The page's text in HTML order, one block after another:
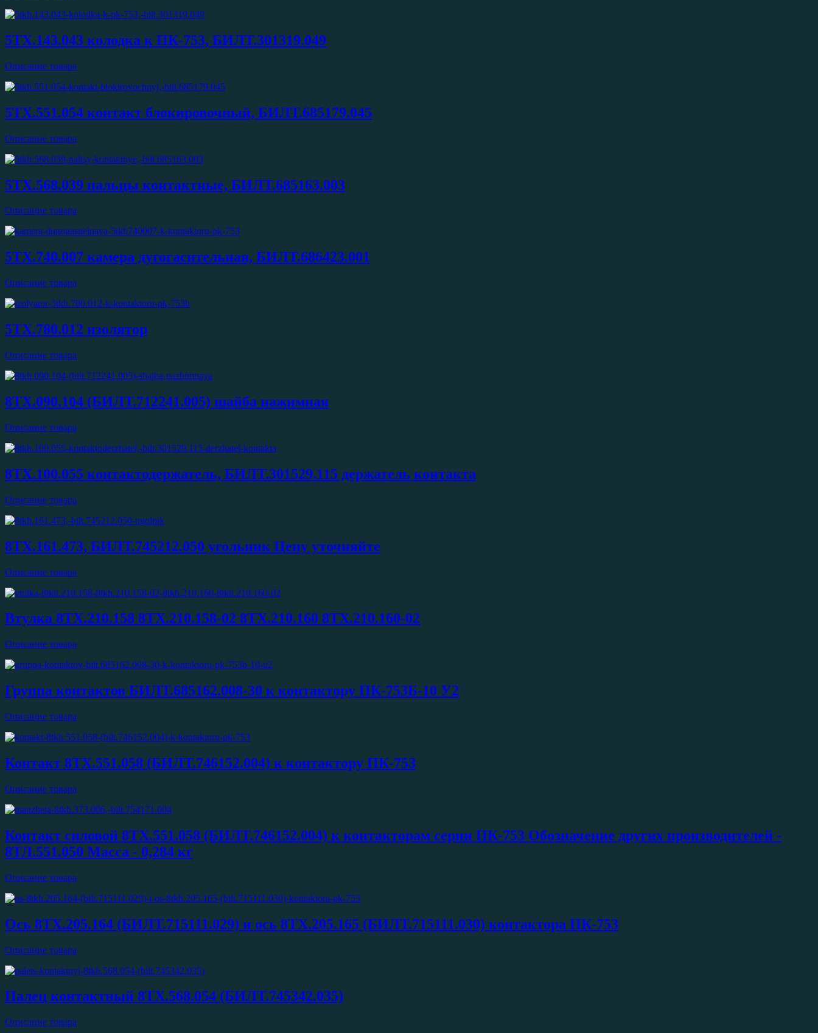
5ТХ.143.043 колодка к ПК-753, БИЛТ.301319.049
Описание товара
5ТХ.551.054 контакт блокировочный, БИЛТ.685179.045
Описание товара
5ТХ.568.039 пальцы контактные, БИЛТ.685163.003
Описание товара
5ТХ.740.007 камера дугогасительная, БИЛТ.686423.001
Описание товара
5ТХ.780.012 изолятор
Описание товара
8ТХ.090.104 (БИЛТ.712241.005) шайба нажимная
Описание товара
8ТХ.100.055 контактодержатель, БИЛТ.301529.115 держатель контакта
Описание товара
8ТХ.161.473, БИЛТ.745212.050 угольник Цену уточняйте
Описание товара
Втулка 8ТХ.210.158 8ТХ.210.158-02 8ТХ.210.160 8ТХ.210.160-02
Описание товара
Группа контактов БИЛТ.685162.008-30 к контактору ПК-753Б-10 У2
Описание товара
Контакт 8ТХ.551.058 (БИЛТ.746152.004) к контактору ПК-753
Описание товара
Контакт силовой 8ТХ.551.058 (БИЛТ.746152.004) к контакторам серии ПК-753 Обозначение других производителей -
8ТЛ.551.050 Масса - 0,284 кг
Описание товара
Ось 8ТХ.205.164 (БИЛТ.715111.029) и ось 8ТХ.205.165 (БИЛТ.715111.030) контактора ПК-753
Описание товара
Палец контактный 8ТХ.568.054 (БИЛТ.745342.035)
Описание товара